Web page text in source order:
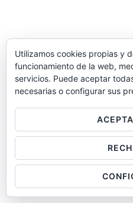
Utilizamos cookies propias y
funcionamiento de la web,
servicios. Puede aceptar
necesarias o configurar sus